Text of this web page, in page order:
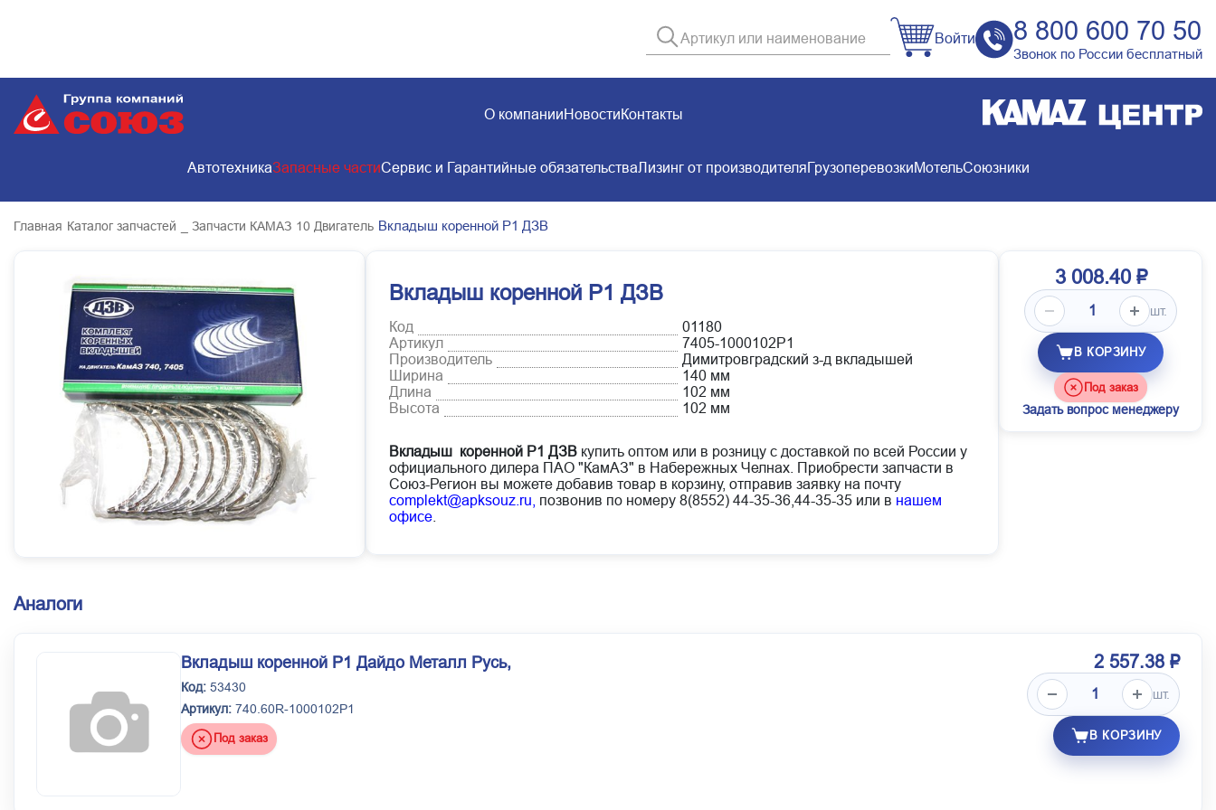
Войти 8 800 600 70 50
Звонок по России бесплатный
О компанииНовостиКонтакты
АвтотехникаЗапасные частиСервис и Гарантийные обязательстваЛизинг от производителяГрузоперевозкиМотельСоюзники
Главная Каталог запчастей _ Запчасти КАМАЗ 10 Двигатель Вкладыш коренной Р1 ДЗВ
Вкладыш коренной Р1 ДЗВ
Код
01180
Артикул
7405-1000102Р1
Производитель
Димитровградский з-д вкладышей
Ширина
140 мм
Длина
102 мм
Высота
102 мм
Вкладыш коренной Р1 ДЗВ купить оптом или в розницу с доставкой по всей России у
официального дилера ПАО "КамАЗ" в Набережных Челнах. Приобрести запчасти в
Союз-Регион вы можете добавив товар в корзину, отправив заявку на почту
complekt@apksouz.ru, позвонив по номеру 8(8552) 44-35-36,44-35-35 или в нашем
офисе
3 008.40 ₽
шт.
В КОРЗИНУ
Под заказ
Задать вопрос менеджеру
Аналоги
Вкладыш коренной Р1 Дайдо Металл Русь,
Код: 53430
Артикул: 740.60R-1000102Р1
Под заказ
2 557.38 ₽
шт.
В КОРЗИНУ